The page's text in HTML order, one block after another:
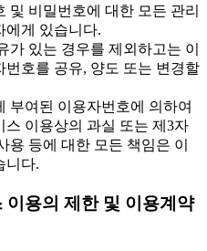
비밀번호에 대한 모든 관리
에게 있습니다.
있는 경우를 제외하고는 이
번호를 공유, 양도 또는 변경할
부여된 이용자번호에 의하여
스 이용상의 과실 또는 제3자
용 등에 대한 모든 책임은 이
니다.
이용의 제한 및 이용계약